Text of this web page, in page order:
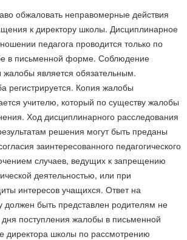
обжаловать неправомерные действия
к директору школы. Дисциплинарное
педагога проводится только по
в письменной форме. Соблюдение
является обязательным.
регистрируется. Копия жалобы
учителю, который по существу жалобы
Ход дисциплинарного расследования
решения могут быть преданы
заинтересованного педагогического
случаев, ведущих к запрещению
деятельностью, или при
интересов учащихся. Ответ на
быть представлен родителям не
поступления жалобы в письменной
директора школы по рассмотрению